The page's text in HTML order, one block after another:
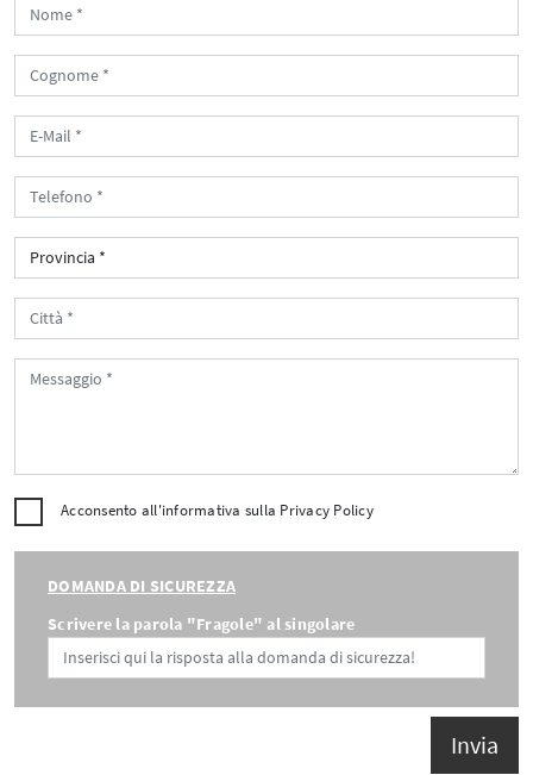
Acconsento all'informativa sulla Privacy Policy
DOMANDA DI SICUREZZA
Scrivere la parola "Fragole" al singolare
Invia